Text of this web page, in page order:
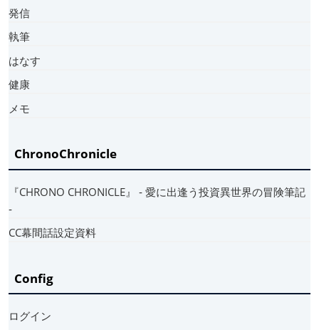
発信
執筆
はなす
健康
メモ
ChronoChronicle
『CHRONO CHRONICLE』 ‐ 愛に出逢う投資異世界の冒険筆記
‐
CC幕間話設定資料
Config
ログイン